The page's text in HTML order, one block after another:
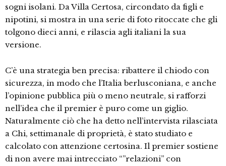
sogni isolani. Da Villa Certosa, circondato da figli e
nipotini, si mostra in una serie di foto ritoccate che gli
tolgono dieci anni, e rilascia agli italiani la sua
versione.
C’è una strategia ben precisa: ribattere il chiodo con
sicurezza, in modo che l’Italia berlusconiana, e anche
l’opinione pubblica più o meno neutrale, si rafforzi
nell’idea che il premier è puro come un giglio.
Naturalmente ciò che ha detto nell’intervista rilasciata
a Chi, settimanale di proprietà, è stato studiato e
calcolato con attenzione certosina. Il premier sostiene
di non avere mai intrecciato “”relazioni” con